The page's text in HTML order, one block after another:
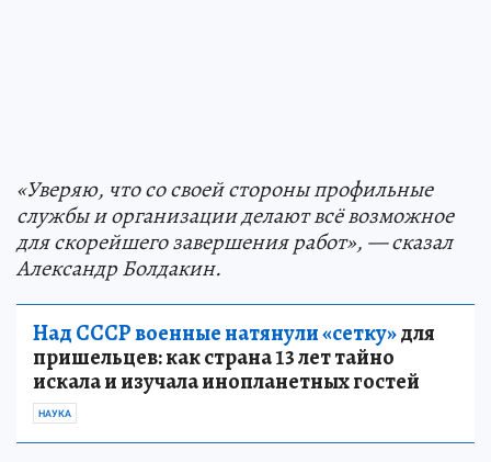
«Уверяю, что со своей стороны профильные
службы и организации делают всё возможное
для скорейшего завершения работ», — сказал
Александр Болдакин.
Над СССР военные натянули «сетку»для
пришельцев: как страна 13 лет тайно
искала и изучала инопланетных гостей
НАУКА